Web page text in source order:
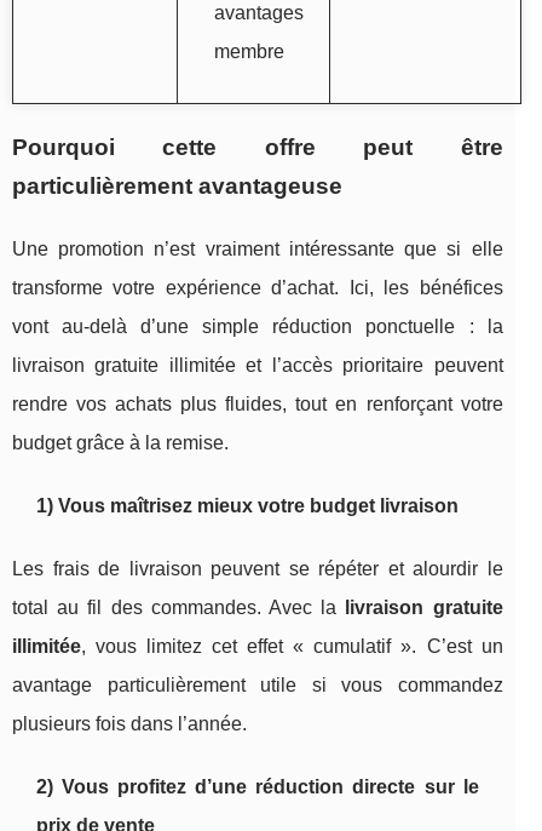
avantages
membre
Pourquoi cette offre peut être
particulièrement avantageuse
Une promotion n’est vraiment intéressante que si elle
transforme votre expérience d’achat. Ici, les bénéfices
vont au-delà d’une simple réduction ponctuelle : la
livraison gratuite illimitée et l’accès prioritaire peuvent
rendre vos achats plus fluides, tout en renforçant votre
budget grâce à la remise.
1) Vous maîtrisez mieux votre budget livraison
Les frais de livraison peuvent se répéter et alourdir le
total au fil des commandes. Avec la
livraison gratuite
illimitée, vous limitez cet effet « cumulatif ». C’est un
avantage particulièrement utile si vous commandez
plusieurs fois dans l’année.
2) Vous profitez d’une réduction directe sur le
prix de vente